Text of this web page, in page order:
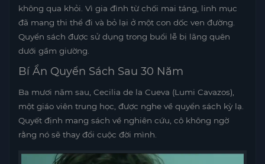
không qua khỏi. Vì gia đình từ chối mai táng, linh mục
đã mang thi thể đi và bỏ lại ở một con dốc ven đường.
Quyển sách được sử dụng trong buổi lễ bị lãng quên
dưới gầm giường.
Bí Ẩn Quyển Sách Sau 30 Năm
Ba mươi năm sau, Cecilia de la Cueva (Lumi Cavazos),
một giáo viên trung học, được nghe về quyển sách kỳ lạ.
Quyết định mang sách về nghiên cứu, cô không ngờ
rằng nó sẽ thay đổi cuộc đời mình.